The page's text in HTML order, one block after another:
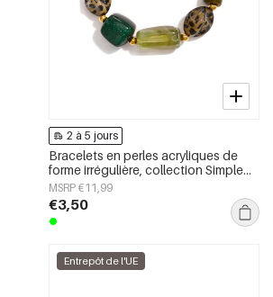
2 à 5 jours
Bracelets en perles acryliques de
forme irrégulière, collection Simple
Daily Simple, bijoux pour femmes
MSRP €11,99
€3,50
Entrepôt de l'UE